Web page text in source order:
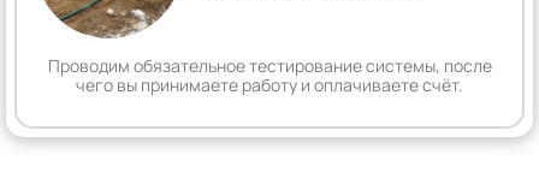
Проводим обязательное тестирование системы, после
чего вы принимаете работу и оплачиваете счёт.